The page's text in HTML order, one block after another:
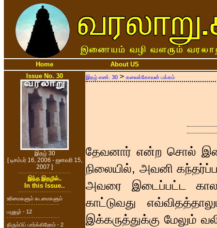
Home
About US
Issue No. 30
இதழ் 30
[ டிசம்பர் 16, 2006 - ஜனவரி 15,
2007 ]
இந்த இதழில்..
In this Issue..
உரிமைகளும் கடமைகளும்
பழுவூர் - 12
திரும்பிப் பார்க்கிறோம் - 2
இதழ் எண். 30 > கலைக்கோவன் பக்கம்
தேவனார் என்ற சொல்
நிலையில், அவனி
அவரை இடைப்பட்ட
காட்டுவது
இக்கருத்துக்கு மேலும்